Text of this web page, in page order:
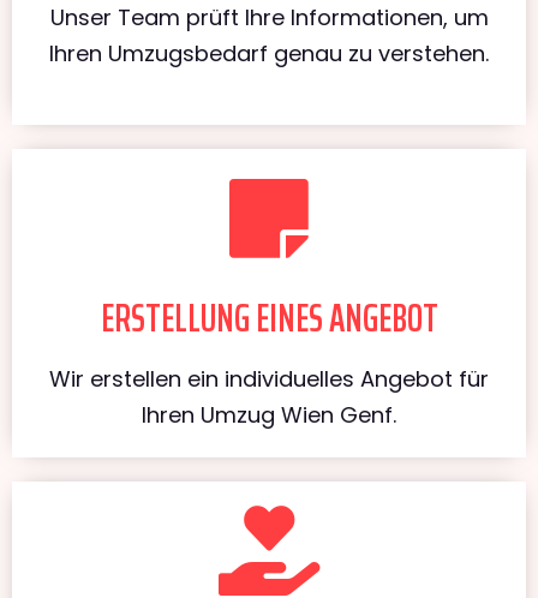
Unser Team prüft Ihre Informationen, um
Ihren Umzugsbedarf genau zu verstehen.
ERSTELLUNG EINES ANGEBOT
Wir erstellen ein individuelles Angebot für
Ihren Umzug Wien Genf.